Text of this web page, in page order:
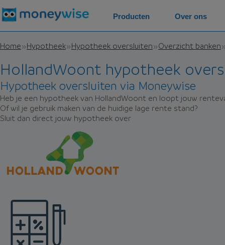
Home Hypotheek Hypotheek oversluiten Overzicht banken
HollandWoont hypotheek
Hypotheek oversluiten via Moneywise
Heb je een hypotheek van HollandWoont en loopt jouw
Of wil je gebruik maken van de huidige lage rente stand?
Sluit dan direct jouw hypotheek over
Producten Over ons